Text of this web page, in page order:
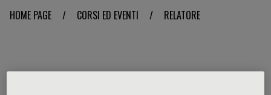
HOME PAGE / CORSI ED EVENTI / RELATORE